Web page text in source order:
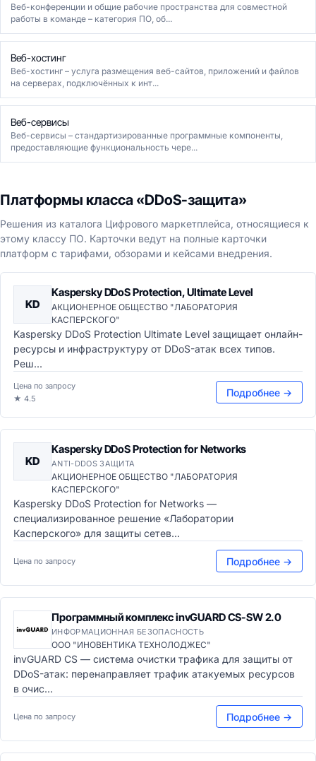
Веб-конференции и общие рабочие пространства для совместной
работы в команде – категория ПО, об...
Веб-хостинг
Веб-хостинг – услуга размещения веб-сайтов, приложений и файлов
на серверах, подключённых к инт...
Веб-сервисы
Веб-сервисы – стандартизированные программные компоненты,
предоставляющие функциональность чере...
Платформы класса «DDoS-защита»
Решения из каталога Цифрового маркетплейса, относящиеся к
этому классу ПО. Карточки ведут на полные карточки
платформ с тарифами, обзорами и кейсами внедрения.
KD
Kaspersky DDoS Protection, Ultimate Level
АКЦИОНЕРНОЕ ОБЩЕСТВО "ЛАБОРАТОРИЯ
КАСПЕРСКОГО"
Kaspersky DDoS Protection Ultimate Level защищает онлайн-
ресурсы и инфраструктуру от DDoS-атак всех типов.
Реш...
Цена по запросу
★ 4.5
Подробнее →
KD
Kaspersky DDoS Protection for Networks
ANTI-DDOS ЗАЩИТА
АКЦИОНЕРНОЕ ОБЩЕСТВО "ЛАБОРАТОРИЯ
КАСПЕРСКОГО"
Kaspersky DDoS Protection for Networks —
специализированное решение «Лаборатории
Касперского» для защиты сетев...
Цена по запросу Подробнее →
Программный комплекс invGUARD CS-SW 2.0
ИНФОРМАЦИОННАЯ БЕЗОПАСНОСТЬ
ООО "ИНОВЕНТИКА ТЕХНОЛОДЖЕС"
invGUARD CS — система очистки трафика для защиты от
DDoS-атак: перенаправляет трафик атакуемых ресурсов
в очис...
Цена по запросу Подробнее →